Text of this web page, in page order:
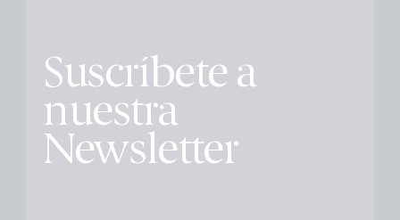
Suscríbete a
nuestra
Newsletter